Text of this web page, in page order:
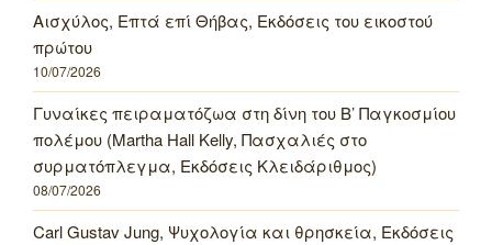
Αισχύλος, Επτά επί Θήβας, Εκδόσεις του εικοστού
πρώτου
10/07/2026
Γυναίκες πειραματόζωα στη δίνη του Β’ Παγκοσμίου
πολέμου (Martha Hall Kelly, Πασχαλιές στο
συρματόπλεγμα, Εκδόσεις Κλειδάριθμος)
08/07/2026
Carl Gustav Jung, Ψυχολογία και θρησκεία, Εκδόσεις